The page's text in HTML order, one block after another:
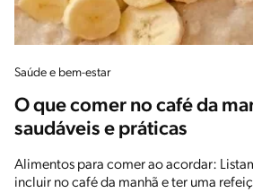
Saúde e bem-estar
O que comer no café da
saudáveis e práticas
Alimentos para comer ao acordar:
incluir no café da manhã e ter uma